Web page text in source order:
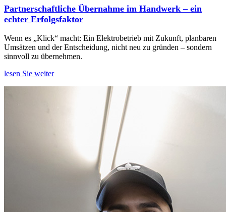
Partnerschaftliche Übernahme im Handwerk – ein
echter Erfolgsfaktor
Wenn es „Klick“ macht: Ein Elektrobetrieb mit Zukunft, planbaren
Umsätzen und der Entscheidung, nicht neu zu gründen – sondern
sinnvoll zu übernehmen.
lesen Sie weiter